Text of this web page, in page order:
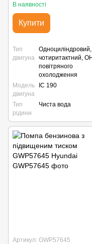
В наявності
Купити
Тип
двигуна
Одноциліндровий,
чотиритактний,
повітряного
охолодження
Модель
двигуна
IC 190
Тип
рідини
Чиста вода
Артикул: GWP57645